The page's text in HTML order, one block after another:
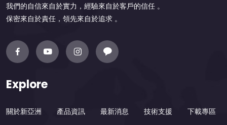
我們的自信來自於實力，經驗來自於客戶的信任 。
保密來自於責任，領先來自於追求 。
Explore
關於新亞洲 產品資訊 最新消息 技術支援 下載專區